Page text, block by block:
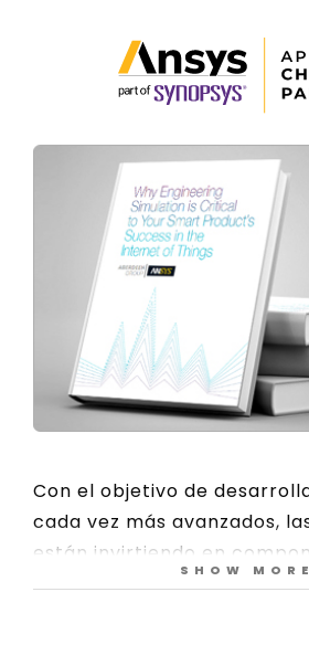
Con el objetivo de
cada vez más avanzados,
están invirtiendo en
electrónicos y software,
SHOW MORE